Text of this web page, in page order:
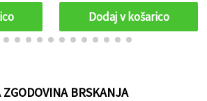
Dodaj v košarico
ZGODOVINA BRSKANJA